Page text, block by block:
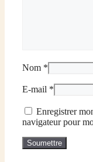
Nom *
E-mail *
Enregistrer
navigateur pour